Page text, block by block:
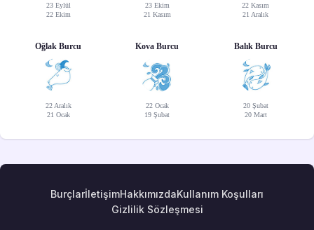
23 Eylül
22 Ekim
23 Ekim
21 Kasım
22 Kasım
21 Aralık
Oğlak Burcu
22 Aralık
21 Ocak
Kova Burcu
22 Ocak
19 Şubat
Balık Burcu
20 Şubat
20 Mart
BurçlarİletişimHakkımızdaKullanım Koşulları
Gizlilik Sözleşmesi